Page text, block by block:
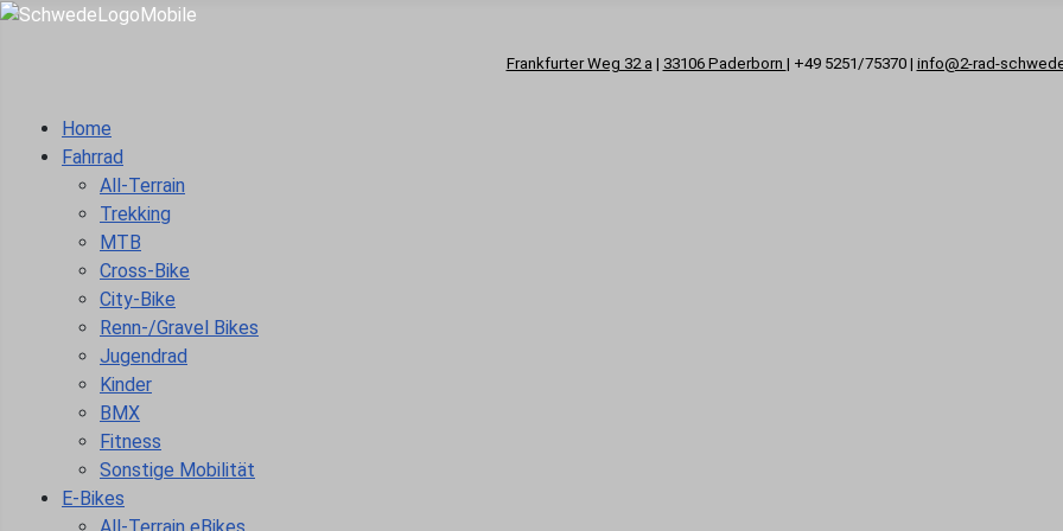
Frankfurter Weg 32 a | 33106 Paderborn | +49 5251/75370 | info@2-rad-
Home
Fahrrad
All-Terrain
Trekking
MTB
Cross-Bike
City-Bike
Renn-/Gravel Bikes
Jugendrad
Kinder
BMX
Fitness
Sonstige Mobilität
E-Bikes